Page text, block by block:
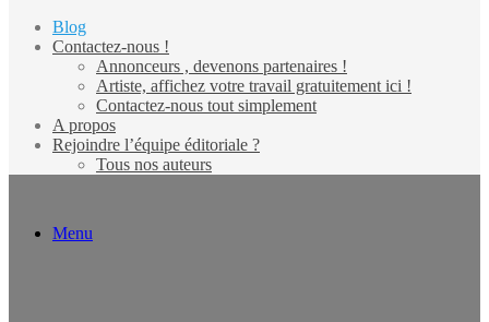
Blog
Contactez-nous !
Annonceurs , devenons partenaires !
Artiste, affichez votre travail gratuitement ici !
Contactez-nous tout simplement
A propos
Rejoindre l’équipe éditoriale ?
Tous nos auteurs
Menu